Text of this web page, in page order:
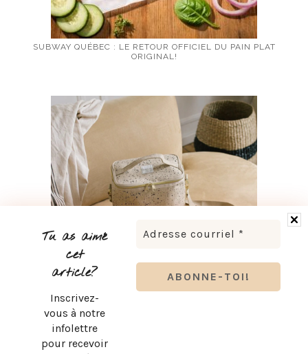
Tu as aimé
cet
article?
Inscrivez-
vous à notre
infolettre
pour recevoir
SUBWAY QUÉBEC : LE RETOUR OFFICIEL DU PAIN PLAT
ORIGINAL!
RENTRÉE SCOLAIRE : LES ESSENTIELS KOZY POUR SON